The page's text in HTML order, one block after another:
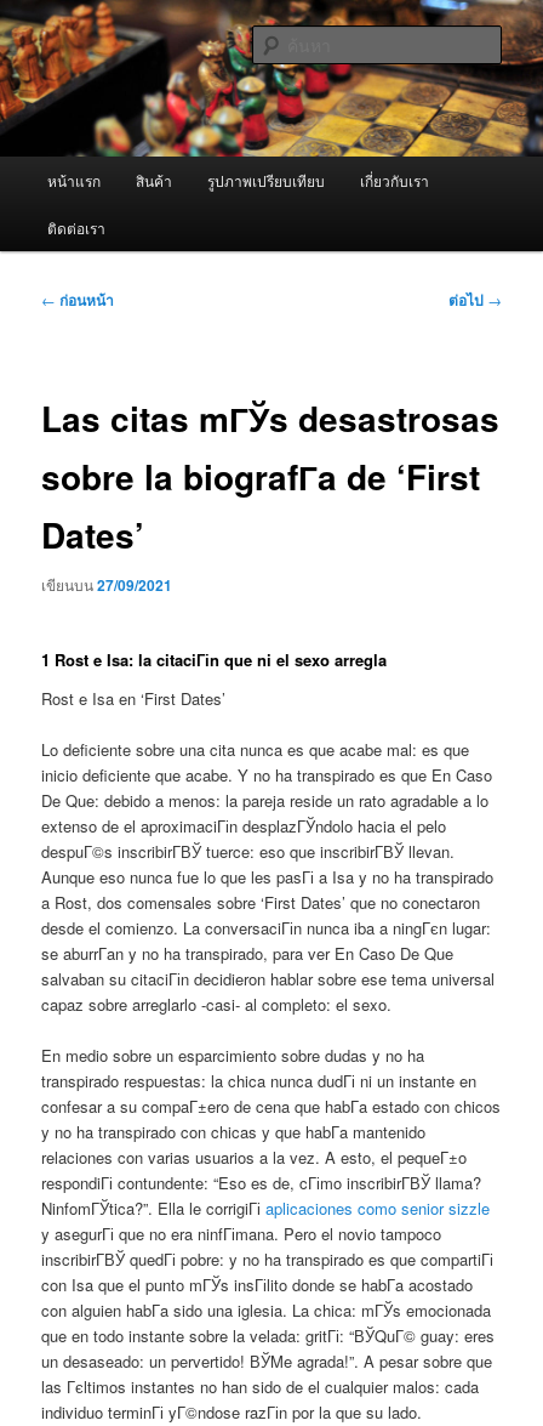
ข้าม
ไป
ยัง
เนื้อหา
หลัก ผู้นำเข้าเครื่องพ่นหมอกควัน Best
Fogger / Fogger One และ อะไหล่
จำหน่ายเครื่องพ่นหมอกควัน คุณภาพดี บริการด้วยความจริงใจ
ค้นหา
หน้าแรก สินค้า รูปภาพเปรียบเทียบ เกี่ยวกับเรา
ติดต่อเรา
เมนู
← ก่อนหน้า ต่อไป →
Las citas mГЎs desastrosas
sobre la biografГ­a de ‘First
Dates’
เขียนบน27/09/2021
1 Rost e Isa: la citaciГіn que ni el sexo arregla
Rost e Isa en ‘First Dates’
Lo deficiente sobre una cita nunca es que acabe mal: es que
inicio deficiente que acabe. Y no ha transpirado es que En Caso
De Que: debido a menos: la pareja reside un rato agradable a lo
extenso de el aproximaciГіn desplazГЎndolo hacia el pelo
despuГ©s inscribirГ­ВЎ tuerce: eso que inscribirГ­ВЎ llevan.
Aunque eso nunca fue lo que les pasГі a Isa y no ha transpirado
a Rost, dos comensales sobre ‘First Dates’ que no conectaron
desde el comienzo. La conversaciГіn nunca iba a ningГєn lugar:
se aburrГ­an y no ha transpirado, para ver En Caso De Que
salvaban su citaciГіn decidieron hablar sobre ese tema universal
capaz sobre arreglarlo -casi- al completo: el sexo.
En medio sobre un esparcimiento sobre dudas y no ha
transpirado respuestas: la chica nunca dudГі ni un instante en
confesar a su compaГ±ero de cena que habГ­a estado con chicos
y no ha transpirado con chicas y que habГ­a mantenido
relaciones con varias usuarios a la vez. A esto, el pequeГ±o
respondiГі contundente: “Eso es de, cГіmo inscribirГ­ВЎ llama?
NinfomГЎtica?”. Ella le corrigiГіaplicaciones como senior sizzle
y asegurГі que no era ninfГіmana. Pero el novio tampoco
inscribirГ­ВЎ quedГі pobre: y no ha transpirado es que compartiГі
con Isa que el punto mГЎs insГіlito donde se habГ­a acostado
con alguien habГ­a sido una iglesia. La chica: mГЎs emocionada
que en todo instante sobre la velada: gritГі: “ВЎQuГ© guay: eres
un desaseado: un pervertido! ВЎMe agrada!”. A pesar sobre que
las Гєltimos instantes no han sido de el cualquier malos: cada
individuo terminГі yГ©ndose razГіn por la que su lado.